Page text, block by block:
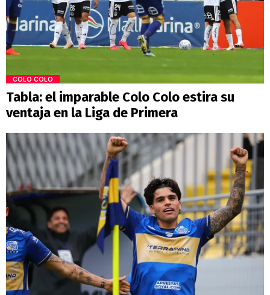
COLO COLO
Tabla: el imparable Colo Colo estira su
ventaja en la Liga de Primera